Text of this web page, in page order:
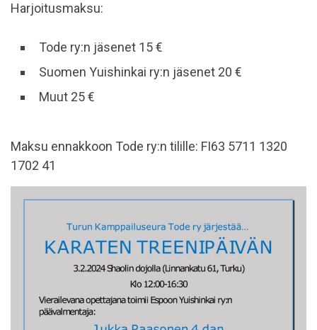
Harjoitusmaksu:
Tode ry:n jäsenet 15 €
Suomen Yuishinkai ry:n jäsenet 20 €
Muut 25 €
Maksu ennakkoon Tode ry:n tilille: FI63 5711 1320
1702 41